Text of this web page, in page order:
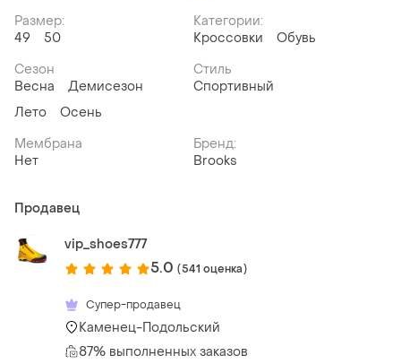
Размер:
49
50
Категории:
Кроссовки
Обувь
Сезон
Весна
Демисезон
Лето
Осень
Стиль
Спортивный
Мембрана
Нет
Бренд:
Brooks
Продавец
vip_shoes777
5.0 (541 оценка)
Супер-продавец
Каменец-Подольский
87% выполненных заказов